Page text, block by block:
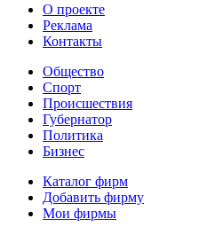
О проекте
Реклама
Контакты
Общество
Спорт
Происшествия
Губернатор
Политика
Бизнес
Каталог фирм
Добавить фирму
Мои фирмы